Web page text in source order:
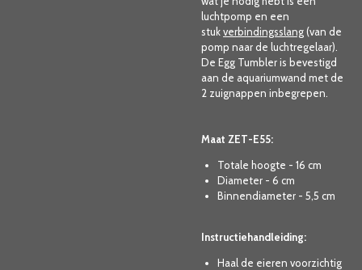
luchtpomp en een
stukverbindingsslang(van de
pomp naar de luchtregelaar).
De Egg Tumbler is bevestigd
aan de aquariumwand met de
2 zuignappen inbegrepen.
Maat ZET-E55:
Totale hoogte - 16 cm
Diameter - 6 cm
Binnendiameter - 5,5 cm
Instructiehandleiding:
Haal de eieren voorzichtig